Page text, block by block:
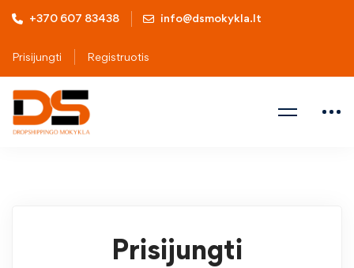
+370 607 83438 info@dsmokykla.lt
Prisijungti Registruotis
Prisijungti